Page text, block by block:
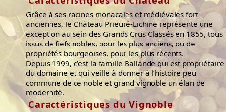
Grâce à ses racines monacales et médiévales fort
anciennes, le Château Prieuré-Lichine représente une
exception au sein des Grands Crus Classés en 1855, tous
issus de fiefs nobles, pour les plus anciens, ou de
propriétés bourgeoises, pour les plus récents.
Depuis 1999, c’est la famille Ballande qui est propriétaire
du domaine et qui veille à donner à l’histoire peu
commune de ce noble et grand vignoble un élan de
modernité.
Caractéristiques du Vignoble